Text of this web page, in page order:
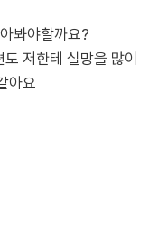
봐야할까요?
저한테 실망을 많이
아요